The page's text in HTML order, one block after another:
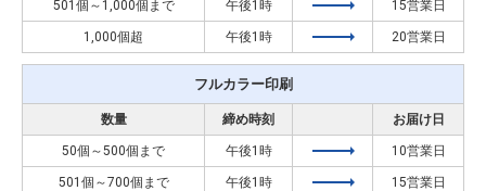
501個～1,000個まで 午後1時 15営業日
1,000個超 午後1時 20営業日
フルカラー印刷
数量 締め時刻 お届け日
50個～500個まで 午後1時 10営業日
501個～700個まで 午後1時 15営業日